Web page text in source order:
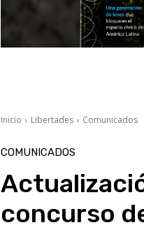
Inicio Libertades Comunicados
COMUNICADOS
concurso